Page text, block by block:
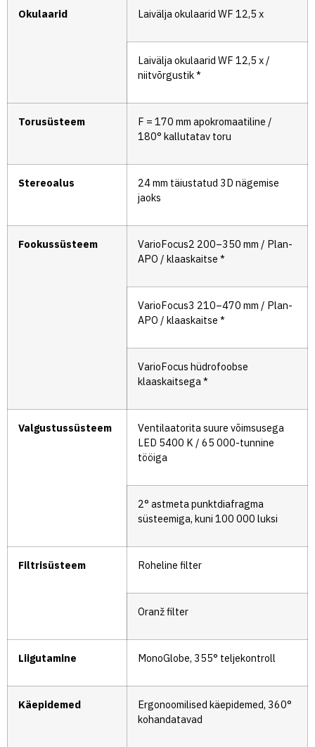
Okulaarid Laivälja okulaarid WF 12,5 x
Laivälja okulaarid WF 12,5 x /
niitvõrgustik *
Torusüsteem
F = 170 mm apokromaatiline /
180° kallutatav toru
Stereoalus
24 mm täiustatud 3D nägemise
jaoks
Fookussüsteem
VarioFocus2 200–350 mm / Plan-
APO / klaaskaitse *
VarioFocus3 210–470 mm / Plan-
APO / klaaskaitse *
VarioFocus hüdrofoobse
klaaskaitsega *
Valgustussüsteem
Ventilaatorita suure võimsusega
LED 5400 K / 65 000-tunnine
tööiga
2° astmeta punktdiafragma
süsteemiga, kuni 100 000 luksi
Filtrisüsteem Roheline filter
Oranž filter
Liigutamine MonoGlobe, 355° teljekontroll
Käepidemed
Ergonoomilised käepidemed, 360°
kohandatavad